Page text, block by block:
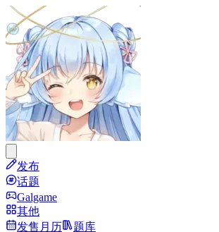
发布
话题
Galgame
其他
发售月历
题库